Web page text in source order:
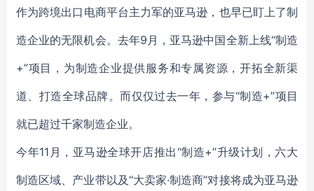
作为跨境出口电商平台主力军的亚马逊，也早已盯上了制
造企业的无限机会。去年9月，亚马逊中国全新上线“制造
+”项目，为制造企业提供服务和专属资源，开拓全新渠
道、打造全球品牌。而仅仅过去一年，参与“制造+”项目
就已超过千家制造企业。
今年11月，亚马逊全球开店推出“制造+”升级计划，六大
制造区域、产业带以及“大卖家·制造商”对接将成为亚马逊